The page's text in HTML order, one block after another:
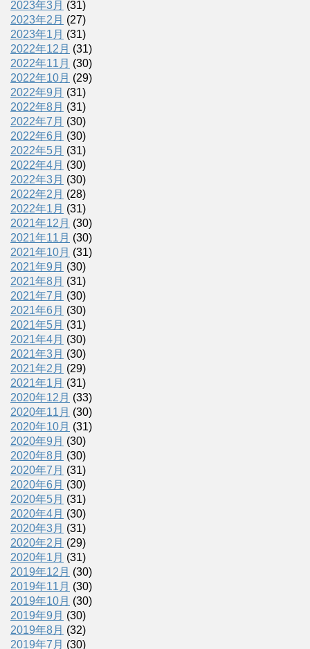
2023年3月 (31)
2023年2月 (27)
2023年1月 (31)
2022年12月 (31)
2022年11月 (30)
2022年10月 (29)
2022年9月 (31)
2022年8月 (31)
2022年7月 (30)
2022年6月 (30)
2022年5月 (31)
2022年4月 (30)
2022年3月 (30)
2022年2月 (28)
2022年1月 (31)
2021年12月 (30)
2021年11月 (30)
2021年10月 (31)
2021年9月 (30)
2021年8月 (31)
2021年7月 (30)
2021年6月 (30)
2021年5月 (31)
2021年4月 (30)
2021年3月 (30)
2021年2月 (29)
2021年1月 (31)
2020年12月 (33)
2020年11月 (30)
2020年10月 (31)
2020年9月 (30)
2020年8月 (30)
2020年7月 (31)
2020年6月 (30)
2020年5月 (31)
2020年4月 (30)
2020年3月 (31)
2020年2月 (29)
2020年1月 (31)
2019年12月 (30)
2019年11月 (30)
2019年10月 (30)
2019年9月 (30)
2019年8月 (32)
2019年7月 (30)